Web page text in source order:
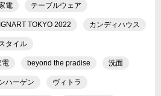
電 テーブルウェア
TOKYO 2022 カンディハウス
タイル
電 beyond the pradise 洗面
ハーゲン ヴィトラ